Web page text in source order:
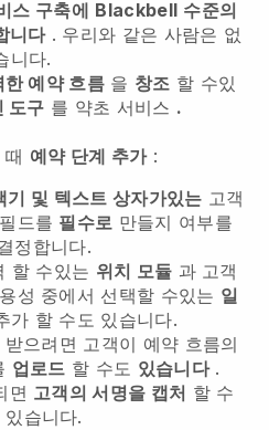
스 구축에 Blackbell 수준의
니다. 우리와 같은 사람은 없
니다.
한 예약 흐름 을 창조 할 수있
도구 를 약초 서비스 .
예약 단계 추가:
기 및 텍스트 상자가있는 고객
드를 필수로 만들지 여부를
정합니다.
할 수있는 위치 모듈 과 고객
성 중에서 선택할 수있는 일
가 할 수도 있습니다.
으려면 고객이 예약 흐름의
업로드 할 수도 있습니다.
면 고객의 서명을 캡처 할 수
있습니다.